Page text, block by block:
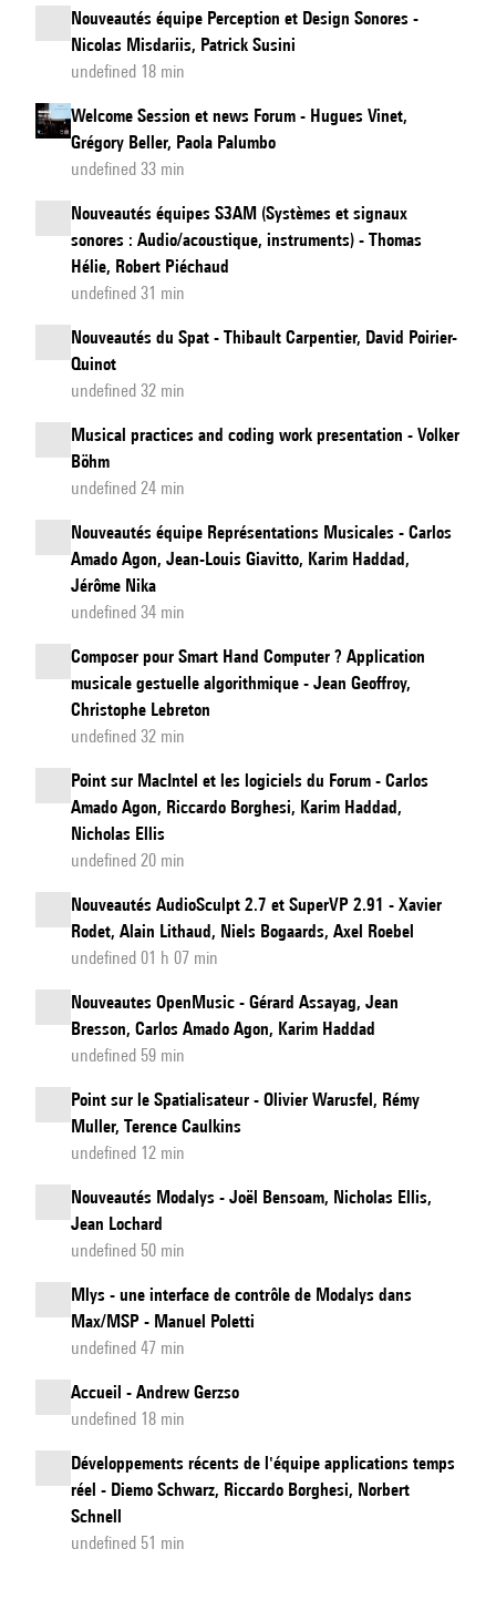
Nouveautés équipe Perception et Design Sonores -
Nicolas Misdariis, Patrick Susini
undefined 18 min
Welcome Session et news Forum - Hugues Vinet,
Grégory Beller, Paola Palumbo
undefined 33 min
Nouveautés équipes S3AM (Systèmes et signaux
sonores : Audio/acoustique, instruments) - Thomas
Hélie, Robert Piéchaud
undefined 31 min
Nouveautés du Spat - Thibault Carpentier, David Poirier-
Quinot
undefined 32 min
Musical practices and coding work presentation - Volker
Böhm
undefined 24 min
Nouveautés équipe Représentations Musicales - Carlos
Amado Agon, Jean-Louis Giavitto, Karim Haddad,
Jérôme Nika
undefined 34 min
Composer pour Smart Hand Computer ? Application
musicale gestuelle algorithmique - Jean Geoffroy,
Christophe Lebreton
undefined 32 min
Point sur MacIntel et les logiciels du Forum - Carlos
Amado Agon, Riccardo Borghesi, Karim Haddad,
Nicholas Ellis
undefined 20 min
Nouveautés AudioSculpt 2.7 et SuperVP 2.91 - Xavier
Rodet, Alain Lithaud, Niels Bogaards, Axel Roebel
undefined 01 h 07 min
Nouveautes OpenMusic - Gérard Assayag, Jean
Bresson, Carlos Amado Agon, Karim Haddad
undefined 59 min
Point sur le Spatialisateur - Olivier Warusfel, Rémy
Muller, Terence Caulkins
undefined 12 min
Nouveautés Modalys - Joël Bensoam, Nicholas Ellis,
Jean Lochard
undefined 50 min
Mlys - une interface de contrôle de Modalys dans
Max/MSP - Manuel Poletti
undefined 47 min
Accueil - Andrew Gerzso
undefined 18 min
Développements récents de l'équipe applications temps
réel - Diemo Schwarz, Riccardo Borghesi, Norbert
Schnell
undefined 51 min